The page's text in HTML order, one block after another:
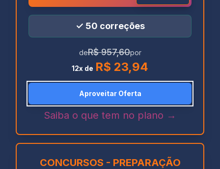
✓ 50 correções
deR$ 957,60por
12x de R$ 23,94
Aproveitar Oferta
Saiba o que tem no plano →
CONCURSOS - PREPARAÇÃO